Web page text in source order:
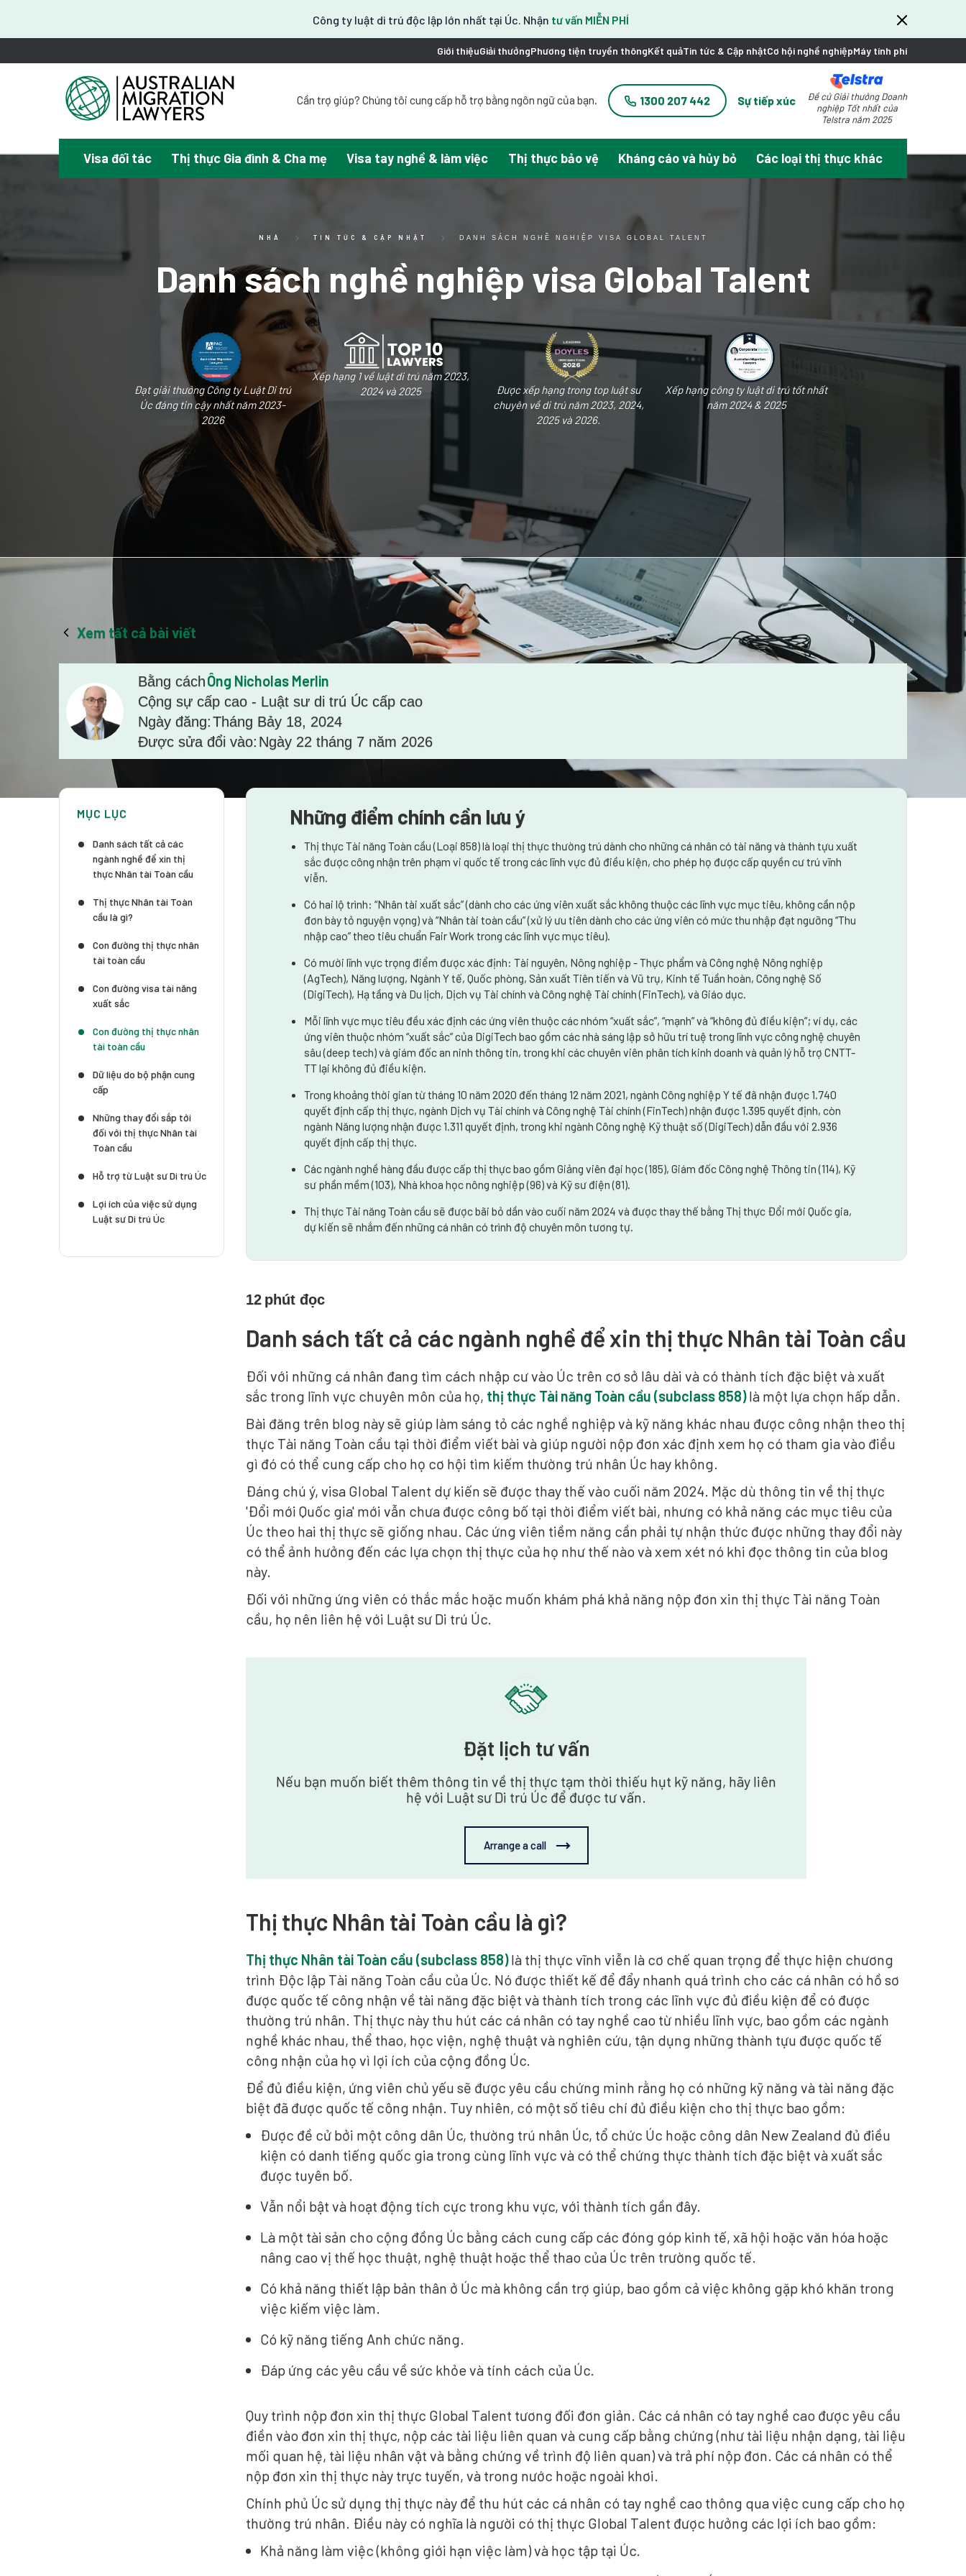
Công ty luật di trú độc lập lớn nhất tại Úc. Nhận tư vấn MIỄN PHÍ
Giới thiệuGiải thưởngPhương tiện truyền thôngKết quảTin tức & Cập nhậtCơ hội nghề nghiệpMáy tính phí
Cần trợ giúp? Chúng tôi cung cấp hỗ trợ bằng ngôn ngữ của bạn.
¿Necesitas ayuda con tu visa? Podemos ayudarte en español.
Tại đây chúng tôi hỗ trợ tiếng Việt.
1300 207 442 Sự tiếp xúc
Đề cử Giải thưởng Doanh
nghiệp Tốt nhất của
Telstra năm 2025
Visa đối tác Thị thực Gia đình & Cha mẹ Visa tay nghề & làm việc Thị thực bảo vệ Kháng cáo và hủy bỏ Các loại thị thực khác
NHÀ TIN TỨC & CẬP NHẬT DANH SÁCH NGHỀ NGHIỆP VISA GLOBAL TALENT
Danh sách nghề nghiệp visa Global Talent
Đạt giải thưởng Công ty Luật Di trú
Úc đáng tin cậy nhất năm 2023-
2026
Xếp hạng 1 về luật di trú năm 2023,
2024 và 2025
Được xếp hạng trong top luật sư
chuyên về di trú năm 2023, 2024,
2025 và 2026.
Xếp hạng công ty luật di trú tốt nhất
năm 2024 & 2025
Xem tất cả bài viết
Bằng cáchÔng Nicholas Merlin
Cộng sự cấp cao - Luật sư di trú Úc cấp cao
Ngày đăng:Tháng Bảy 18, 2024
Được sửa đổi vào: Ngày 22 tháng 7 năm 2026
MỤC LỤC
Danh sách tất cả các
ngành nghề để xin thị
thực Nhân tài Toàn cầu
Thị thực Nhân tài Toàn
cầu là gì?
Con đường thị thực nhân
tài toàn cầu
Con đường visa tài năng
xuất sắc
Con đường thị thực nhân
tài toàn cầu
Dữ liệu do bộ phận cung
cấp
Những thay đổi sắp tới
đối với thị thực Nhân tài
Toàn cầu
Hỗ trợ từ Luật sư Di trú Úc
Lợi ích của việc sử dụng
Luật sư Di trú Úc
Những điểm chính cần lưu ý
Thị thực Tài năng Toàn cầu (Loại 858) là loại thị thực thường trú dành cho những cá nhân có tài năng và thành tựu xuất
sắc được công nhận trên phạm vi quốc tế trong các lĩnh vực đủ điều kiện, cho phép họ được cấp quyền cư trú vĩnh
viễn.
Có hai lộ trình: “Nhân tài xuất sắc” (dành cho các ứng viên xuất sắc không thuộc các lĩnh vực mục tiêu, không cần nộp
đơn bày tỏ nguyện vọng) và “Nhân tài toàn cầu” (xử lý ưu tiên dành cho các ứng viên có mức thu nhập đạt ngưỡng “Thu
nhập cao” theo tiêu chuẩn Fair Work trong các lĩnh vực mục tiêu).
Có mười lĩnh vực trọng điểm được xác định: Tài nguyên, Nông nghiệp - Thực phẩm và Công nghệ Nông nghiệp
(AgTech), Năng lượng, Ngành Y tế, Quốc phòng, Sản xuất Tiên tiến và Vũ trụ, Kinh tế Tuần hoàn, Công nghệ Số
(DigiTech), Hạ tầng và Du lịch, Dịch vụ Tài chính và Công nghệ Tài chính (FinTech), và Giáo dục.
Mỗi lĩnh vực mục tiêu đều xác định các ứng viên thuộc các nhóm “xuất sắc”, “mạnh” và “không đủ điều kiện”; ví dụ, các
ứng viên thuộc nhóm “xuất sắc” của DigiTech bao gồm các nhà sáng lập sở hữu trí tuệ trong lĩnh vực công nghệ chuyên
sâu (deep tech) và giám đốc an ninh thông tin, trong khi các chuyên viên phân tích kinh doanh và quản lý hỗ trợ CNTT-
TT lại không đủ điều kiện.
Trong khoảng thời gian từ tháng 10 năm 2020 đến tháng 12 năm 2021, ngành Công nghiệp Y tế đã nhận được 1.740
quyết định cấp thị thực, ngành Dịch vụ Tài chính và Công nghệ Tài chính (FinTech) nhận được 1.395 quyết định, còn
ngành Năng lượng nhận được 1.311 quyết định, trong khi ngành Công nghệ Kỹ thuật số (DigiTech) dẫn đầu với 2.936
quyết định cấp thị thực.
Các ngành nghề hàng đầu được cấp thị thực bao gồm Giảng viên đại học (185), Giám đốc Công nghệ Thông tin (114), Kỹ
sư phần mềm (103), Nhà khoa học nông nghiệp (96) và Kỹ sư điện (81).
Thị thực Tài năng Toàn cầu sẽ được bãi bỏ dần vào cuối năm 2024 và được thay thế bằng Thị thực Đổi mới Quốc gia,
dự kiến sẽ nhắm đến những cá nhân có trình độ chuyên môn tương tự.
12 phút đọc
Danh sách tất cả các ngành nghề để xin thị thực Nhân tài Toàn cầu
Đối với những cá nhân đang tìm cách nhập cư vào Úc trên cơ sở lâu dài và có thành tích đặc biệt và xuất
sắc trong lĩnh vực chuyên môn của họ, thị thực Tài năng Toàn cầu (subclass 858)là một lựa chọn hấp dẫn.
Bài đăng trên blog này sẽ giúp làm sáng tỏ các nghề nghiệp và kỹ năng khác nhau được công nhận theo thị
thực Tài năng Toàn cầu tại thời điểm viết bài và giúp người nộp đơn xác định xem họ có tham gia vào điều
gì đó có thể cung cấp cho họ cơ hội tìm kiếm thường trú nhân Úc hay không.
Đáng chú ý, visa Global Talent dự kiến sẽ được thay thế vào cuối năm 2024. Mặc dù thông tin về thị thực
'Đổi mới Quốc gia' mới vẫn chưa được công bố tại thời điểm viết bài, nhưng có khả năng các mục tiêu của
Úc theo hai thị thực sẽ giống nhau. Các ứng viên tiềm năng cần phải tự nhận thức được những thay đổi này
có thể ảnh hưởng đến các lựa chọn thị thực của họ như thế nào và xem xét nó khi đọc thông tin của blog
này.
Đối với những ứng viên có thắc mắc hoặc muốn khám phá khả năng nộp đơn xin thị thực Tài năng Toàn
cầu, họ nên liên hệ với Luật sư Di trú Úc.
Đặt lịch tư vấn
Nếu bạn muốn biết thêm thông tin về thị thực tạm thời thiếu hụt kỹ năng, hãy liên
hệ với Luật sư Di trú Úc để được tư vấn.
Arrange a call
Thị thực Nhân tài Toàn cầu là gì?
Thị thực Nhân tài Toàn cầu (subclass 858)là thị thực vĩnh viễn là cơ chế quan trọng để thực hiện chương
trình Độc lập Tài năng Toàn cầu của Úc. Nó được thiết kế để đẩy nhanh quá trình cho các cá nhân có hồ sơ
được quốc tế công nhận về tài năng đặc biệt và thành tích trong các lĩnh vực đủ điều kiện để có được
thường trú nhân. Thị thực này thu hút các cá nhân có tay nghề cao từ nhiều lĩnh vực, bao gồm các ngành
nghề khác nhau, thể thao, học viện, nghệ thuật và nghiên cứu, tận dụng những thành tựu được quốc tế
công nhận của họ vì lợi ích của cộng đồng Úc.
Để đủ điều kiện, ứng viên chủ yếu sẽ được yêu cầu chứng minh rằng họ có những kỹ năng và tài năng đặc
biệt đã được quốc tế công nhận. Tuy nhiên, có một số tiêu chí đủ điều kiện cho thị thực bao gồm:
Được đề cử bởi một công dân Úc, thường trú nhân Úc, tổ chức Úc hoặc công dân New Zealand đủ điều
kiện có danh tiếng quốc gia trong cùng lĩnh vực và có thể chứng thực thành tích đặc biệt và xuất sắc
được tuyên bố.
Vẫn nổi bật và hoạt động tích cực trong khu vực, với thành tích gần đây.
Là một tài sản cho cộng đồng Úc bằng cách cung cấp các đóng góp kinh tế, xã hội hoặc văn hóa hoặc
nâng cao vị thế học thuật, nghệ thuật hoặc thể thao của Úc trên trường quốc tế.
Có khả năng thiết lập bản thân ở Úc mà không cần trợ giúp, bao gồm cả việc không gặp khó khăn trong
việc kiếm việc làm.
Có kỹ năng tiếng Anh chức năng.
Đáp ứng các yêu cầu về sức khỏe và tính cách của Úc.
Quy trình nộp đơn xin thị thực Global Talent tương đối đơn giản. Các cá nhân có tay nghề cao được yêu cầu
điền vào đơn xin thị thực, nộp các tài liệu liên quan và cung cấp bằng chứng (như tài liệu nhận dạng, tài liệu
mối quan hệ, tài liệu nhân vật và bằng chứng về trình độ liên quan) và trả phí nộp đơn. Các cá nhân có thể
nộp đơn xin thị thực này trực tuyến, và trong nước hoặc ngoài khơi.
Chính phủ Úc sử dụng thị thực này để thu hút các cá nhân có tay nghề cao thông qua việc cung cấp cho họ
thường trú nhân. Điều này có nghĩa là người có thị thực Global Talent được hưởng các lợi ích bao gồm:
Khả năng làm việc (không giới hạn việc làm) và học tập tại Úc.